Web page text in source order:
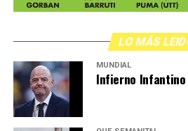
LO MÁS
MUNDIAL
Infierno Infantino